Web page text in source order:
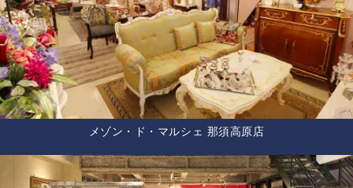
メゾン・ド・マルシェ 那須高原店